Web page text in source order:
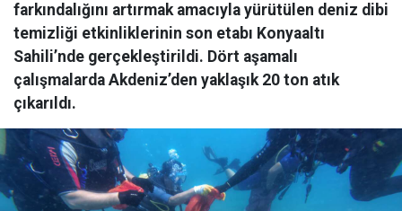
farkındalığını artırmak amacıyla yürütülen deniz dibi
temizliği etkinliklerinin son etabı Konyaaltı
Sahili’nde gerçekleştirildi. Dört aşamalı
çalışmalarda Akdeniz’den yaklaşık 20 ton atık
çıkarıldı.